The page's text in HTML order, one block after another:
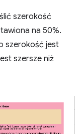
szerokość
na 50%.
szerokość jest
szersze niż